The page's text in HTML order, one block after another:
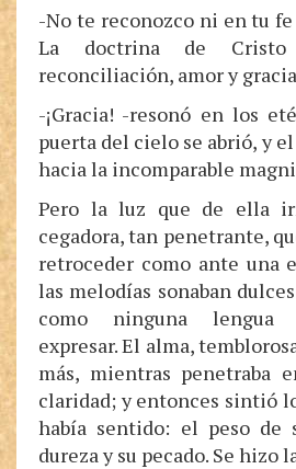
-No te reconozco ni en tu
La doctrina de
reconciliación, amor y
-¡Gracia! -resonó en los
puerta del cielo se abrió, y
hacia la incomparable
Pero la luz que de ella
cegadora, tan penetrante,
retroceder como ante una
las melodías sonaban
como ninguna lengua
expresar. El alma,
más, mientras penetraba
claridad; y entonces sintió
había sentido: el peso de
dureza y su pecado. Se hizo